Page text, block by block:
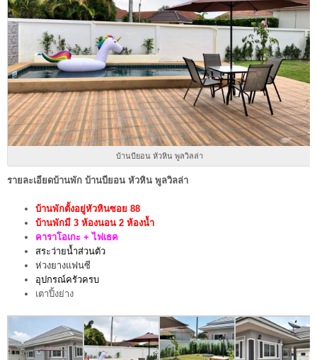
บ้านบียอน หัวหิน พูลวิลล่า
รายละเอียดบ้านพัก บ้านบียอน หัวหิน พูลวิลล่า
บ้านพักตั้งอยู่หัวหินซอย 88
บ้านพักมี 3 ห้องนอน 2 ห้องน้ำ
คาราโอเกะ + ไฟเธค
สระว่ายน้ำส่วนตัว
ห่วงยางแฟนซี
อุปกรณ์ครัวครบ
เตาปิ้งย่าง